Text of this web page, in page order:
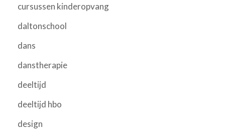
cursussen kinderopvang
daltonschool
dans
danstherapie
deeltijd
deeltijd hbo
design